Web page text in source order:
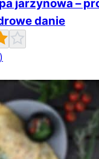
jarzynowa –
danie